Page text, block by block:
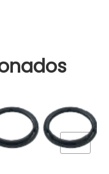
to Wishlist